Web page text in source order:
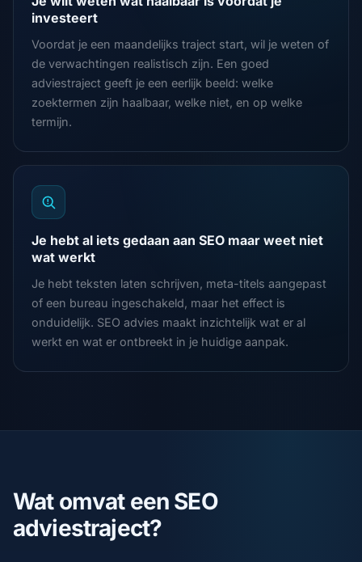
investeert
Voordat je een maandelijks traject start, wil je weten of
de verwachtingen realistisch zijn. Een goed
adviestraject geeft je een eerlijk beeld: welke
zoektermen zijn haalbaar, welke niet, en op welke
termijn.
Je hebt al iets gedaan aan SEO maar weet niet
wat werkt
Je hebt teksten laten schrijven, meta-titels aangepast
of een bureau ingeschakeld, maar het effect is
onduidelijk. SEO advies maakt inzichtelijk wat er al
werkt en wat er ontbreekt in je huidige aanpak.
Wat omvat een SEO
adviestraject?